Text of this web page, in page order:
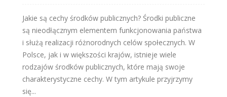
Jakie są cechy środków publicznych? Środki publiczne
są nieodłącznym elementem funkcjonowania państwa
i służą realizacji różnorodnych celów społecznych. W
Polsce, jak i w większości krajów, istnieje wiele
rodzajów środków publicznych, które mają swoje
charakterystyczne cechy. W tym artykule przyjrzymy
się...